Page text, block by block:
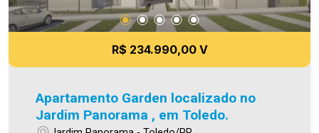
R$ 234.990,00 V
Apartamento Garden localizado no
Jardim Panorama , em Toledo.